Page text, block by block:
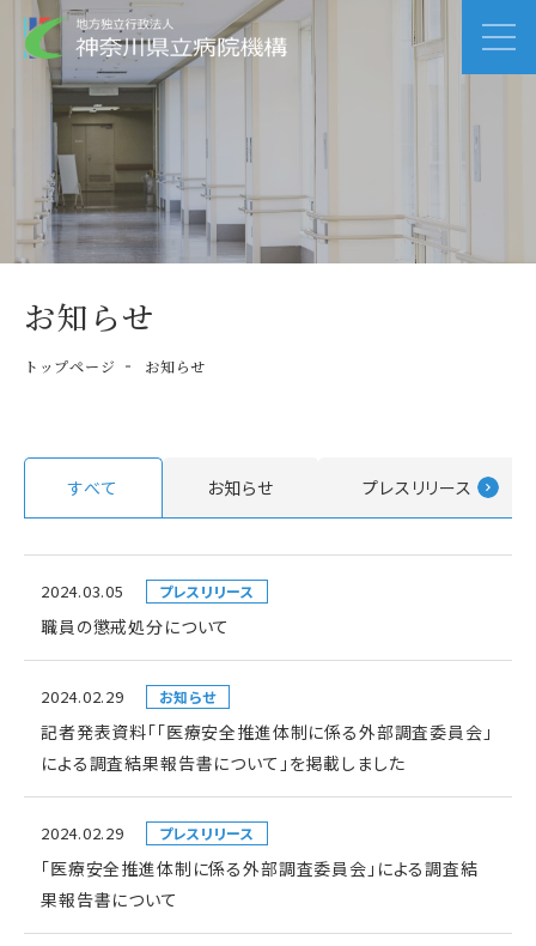
お知らせ
トップページ お知らせ
すべて お知らせ プレスリリース
2024.03.05 プレスリリース
職員の懲戒処分について
2024.02.29 お知らせ
記者発表資料「「医療安全推進体制に係る外部調査委員会」
による調査結果報告書について」を掲載しました
2024.02.29 プレスリリース
「医療安全推進体制に係る外部調査委員会」による調査結
果報告書について